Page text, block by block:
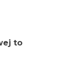
to